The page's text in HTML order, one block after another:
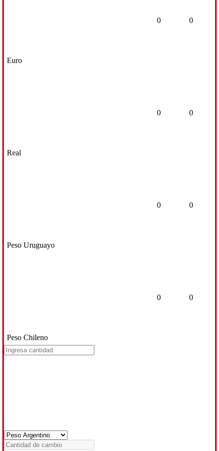
Euro
0 0
Real
0 0
Peso Uruguayo
0 0
Peso Chileno
0 0